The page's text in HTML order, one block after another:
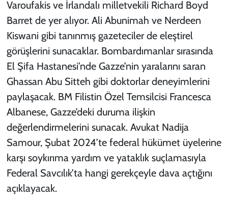
Varoufakis ve İrlandalı milletvekili Richard Boyd
Barret de yer alıyor. Ali Abunimah ve Nerdeen
Kiswani gibi tanınmış gazeteciler de eleştirel
görüşlerini sunacaklar. Bombardımanlar sırasında
El Şifa Hastanesi’nde Gazze’nin yaralarını saran
Ghassan Abu Sitteh gibi doktorlar deneyimlerini
paylaşacak. BM Filistin Özel Temsilcisi Francesca
Albanese, Gazze’deki duruma ilişkin
değerlendirmelerini sunacak. Avukat Nadija
Samour, Şubat 2024’te federal hükümet üyelerine
karşı soykırıma yardım ve yataklık suçlamasıyla
Federal Savcılık’ta hangi gerekçeyle dava açtığını
açıklayacak.